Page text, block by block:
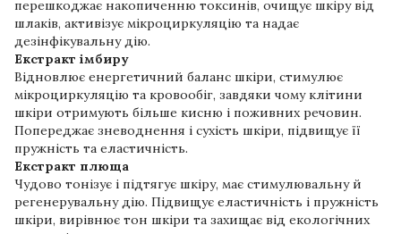
перешкоджає накопиченню токсинів, очищує шкіру від
шлаків, активізує мікроциркуляцію та надає
дезінфікувальну дію.
Екстракт імбиру
Відновлює енергетичний баланс шкіри, стимулює
мікроциркуляцію та кровообіг, завдяки чому клітини
шкіри отримують більше кисню і поживних речовин.
Попереджає зневоднення і сухість шкіри, підвищує її
пружність та еластичність.
Екстракт плюща
Чудово тонізує і підтягує шкіру, має стимулювальну й
регенерувальну дію. Підвищує еластичність і пружність
шкіри, вирівнює тон шкіри та захищає від екологічних